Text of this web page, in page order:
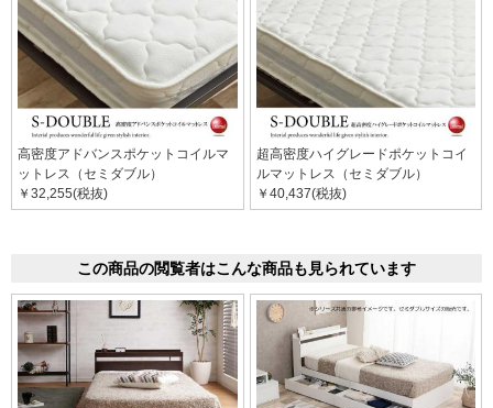
高密度アドバンスポケットコイルマ
ットレス（セミダブル）
￥32,255(税抜)
超高密度ハイグレードポケットコイ
ルマットレス（セミダブル）
￥40,437(税抜)
この商品の閲覧者はこんな商品も見られています